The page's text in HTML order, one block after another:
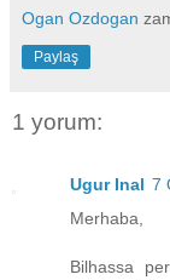
Ogan Ozdogan
Paylaş
1 yorum:
Ugur Inal 7
Merhaba,
Bilhassa